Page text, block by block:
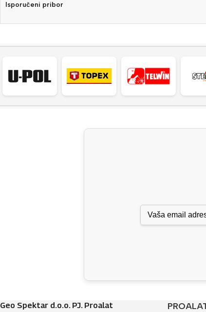
Isporučeni pribor
Geo Spektar d.o.o. PJ. Proalat